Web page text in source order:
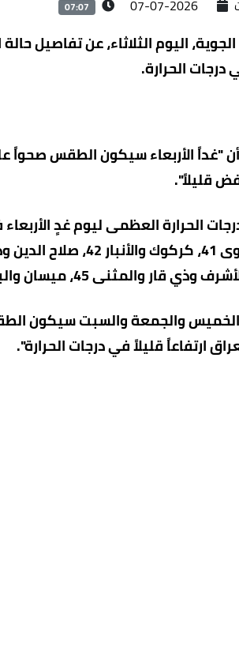
2026-07-07
07:07
اليوم الثلاثاء، عن تفاصيل
الحرارة.
أن "غداً الأربعاء سيكون الطقس
قليلاً".
والمثنى 45، ميسان والبصرة 46".
الخميس والجمعة والسبت سيكون
ارتفاعاً قليلاً في درجات الحرارة".